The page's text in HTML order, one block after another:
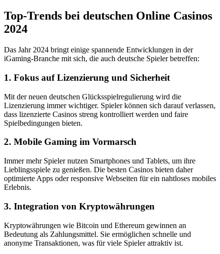
Top-Trends bei deutschen Online Casinos
2024
Das Jahr 2024 bringt einige spannende Entwicklungen in der
iGaming-Branche mit sich, die auch deutsche Spieler betreffen:
1. Fokus auf Lizenzierung und Sicherheit
Mit der neuen deutschen Glücksspielregulierung wird die
Lizenzierung immer wichtiger. Spieler können sich darauf verlassen,
dass lizenzierte Casinos streng kontrolliert werden und faire
Spielbedingungen bieten.
2. Mobile Gaming im Vormarsch
Immer mehr Spieler nutzen Smartphones und Tablets, um ihre
Lieblingsspiele zu genießen. Die besten Casinos bieten daher
optimierte Apps oder responsive Webseiten für ein nahtloses mobiles
Erlebnis.
3. Integration von Kryptowährungen
Kryptowährungen wie Bitcoin und Ethereum gewinnen an
Bedeutung als Zahlungsmittel. Sie ermöglichen schnelle und
anonyme Transaktionen, was für viele Spieler attraktiv ist.